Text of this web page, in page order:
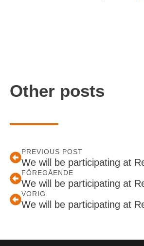
Other posts
PREVIOUS POST
We will be participating at
FÖREGÅENDE
We will be participating at
VORIG
We will be participating at